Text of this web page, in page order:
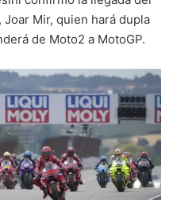
Mir, quien hará dupla
de Moto2 a MotoGP.